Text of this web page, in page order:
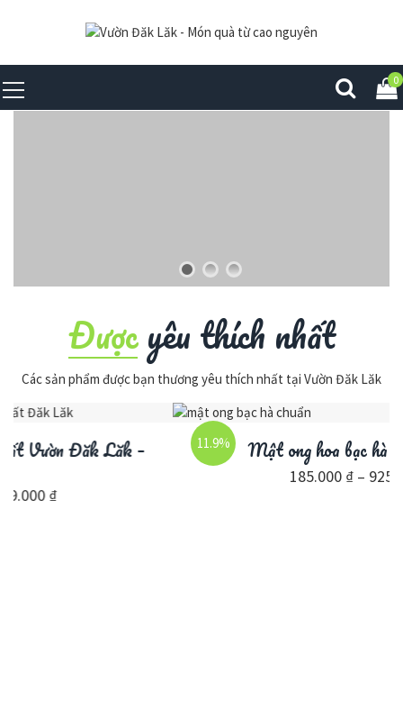
0
Đượcyêu thích nhất
Các sản phẩm được bạn thương yêu thích nhất tại Vườn Đăk Lăk
11.9% Mật ong hoa bạc hà nguyên chất